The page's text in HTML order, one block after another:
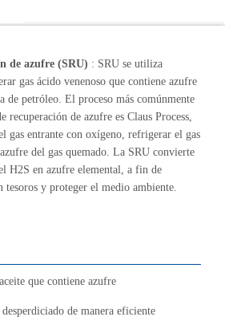
de azufre (SRU) : SRU se utiliza
gas ácido venenoso que contiene azufre
de petróleo. El proceso más comúnmente
recuperación de azufre es Claus Process,
gas entrante con oxígeno, refrigerar el gas
del gas quemado. La SRU convierte
H2S en azufre elemental, a fin de
tesoros y proteger el medio ambiente.
que contiene azufre
de manera eficiente